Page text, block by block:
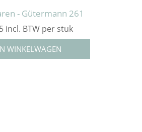
- Gütermann 261
incl. BTW per stuk